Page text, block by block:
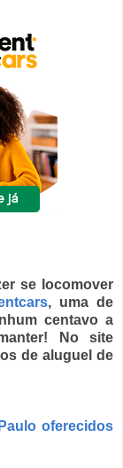
se locomover
, uma de
centavo a
No site
de aluguel de
oferecidos